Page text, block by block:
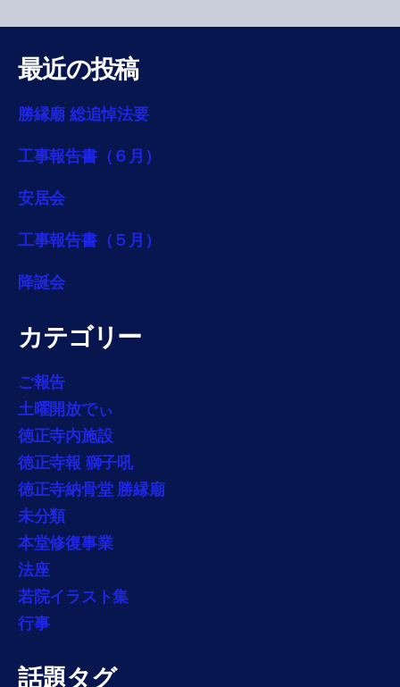
最近の投稿
勝縁廟 総追悼法要
工事報告書（６月）
安居会
工事報告書（５月）
降誕会
カテゴリー
ご報告
土曜開放でぃ
徳正寺内施設
徳正寺報 獅子吼
徳正寺納骨堂 勝縁廟
未分類
本堂修復事業
法座
若院イラスト集
行事
話題タグ